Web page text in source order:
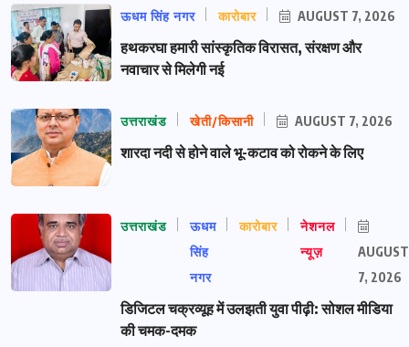
ऊधम सिंह नगर कारोबार AUGUST 7, 2026
हथकरघा हमारी सांस्कृतिक विरासत, संरक्षण और
नवाचार से मिलेगी नई
उत्तराखंड खेती/किसानी AUGUST 7, 2026
शारदा नदी से होने वाले भू-कटाव को रोकने के लिए
उत्तराखंड
ऊधम
सिंह
नगर
कारोबार
नेशनल
न्यूज़
AUGUST
7, 2026
डिजिटल चक्रव्यूह में उलझती युवा पीढ़ी: सोशल मीडिया
की चमक-दमक